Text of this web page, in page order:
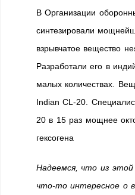
В Организации
синтезировали
взрывчатое вещество
Разработали его в
малых количествах.
Indian CL-20.
20 в 15 раз мощнее
гексогена
Надеемся, что из
что-то интересное о